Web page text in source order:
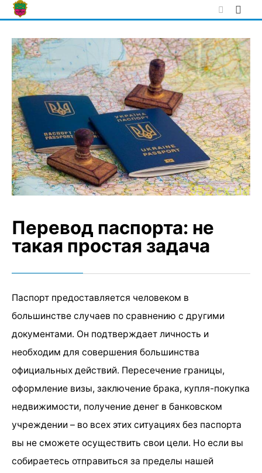
Skip
to
Перевод паспорта: не
такая простая задача
Паспорт предоставляется человеком в
большинстве случаев по сравнению с другими
документами. Он подтверждает личность и
необходим для совершения большинства
официальных действий. Пересечение границы,
оформление визы, заключение брака, купля-покупка
недвижимости, получение денег в банковском
учреждении – во всех этих ситуациях без паспорта
вы не сможете осуществить свои цели. Но если вы
собираетесь отправиться за пределы нашей